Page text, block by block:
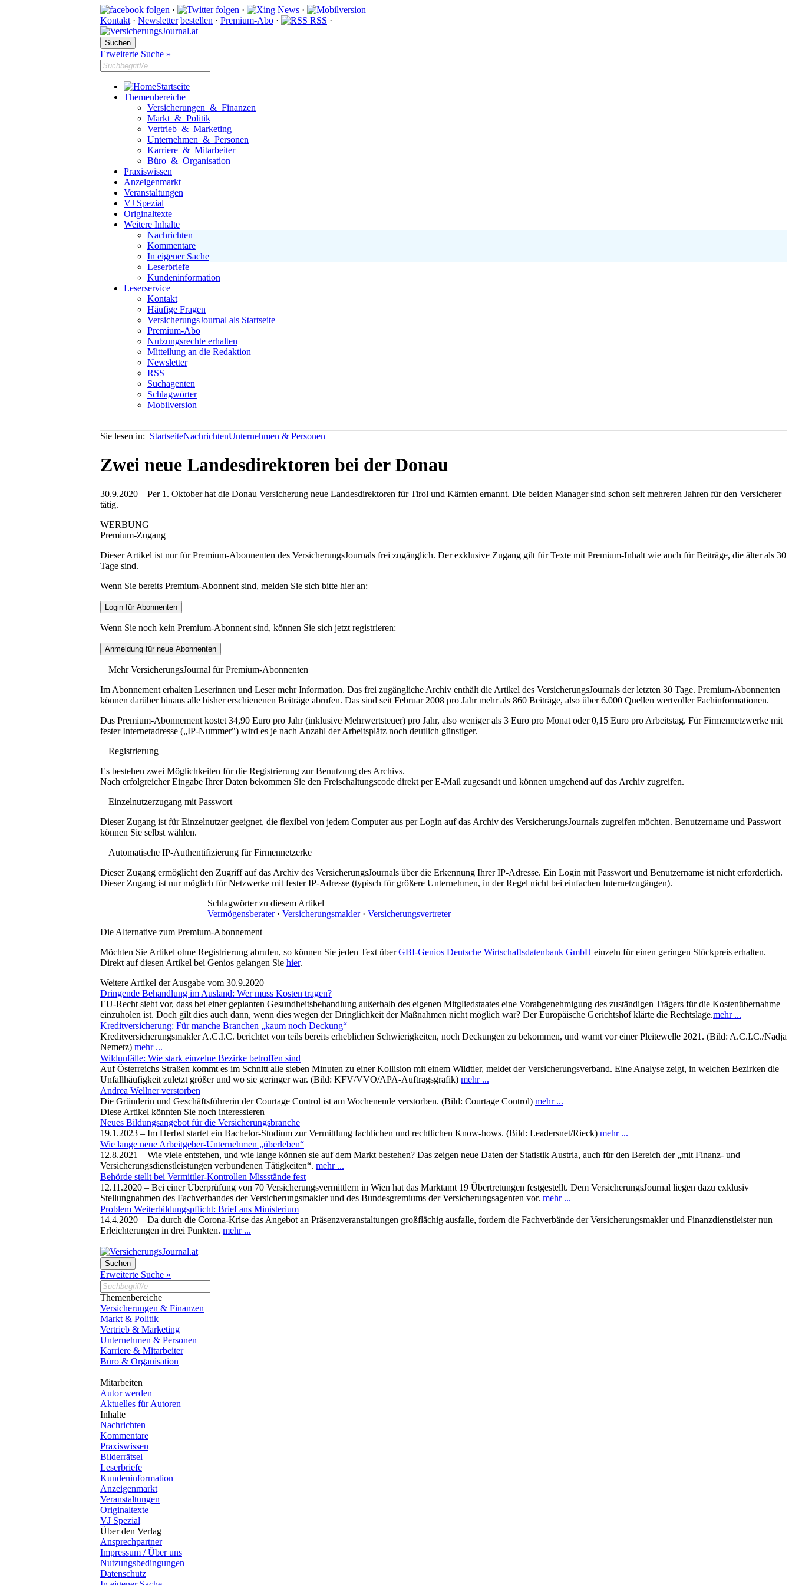
· ·
·
Kontakt · Newsletter bestellen · Premium-Abo · RSS ·
Erweiterte Suche »
Startseite
Themenbereiche
Versicherungen & Finanzen
Markt & Politik
Vertrieb & Marketing
Unternehmen & Personen
Karriere & Mitarbeiter
Büro & Organisation
Praxiswissen
Anzeigenmarkt
Veranstaltungen
VJ Spezial
Originaltexte
Weitere Inhalte
Nachrichten
Kommentare
In eigener Sache
Leserbriefe
Kundeninformation
Leserservice
Kontakt
Häufige Fragen
VersicherungsJournal als Startseite
Premium-Abo
Nutzungsrechte erhalten
Mitteilung an die Redaktion
Newsletter
RSS
Suchagenten
Schlagwörter
Mobilversion
Sie lesen in: StartseiteNachrichtenUnternehmen & Personen
Zwei neue Landesdirektoren bei der Donau
30.9.2020 – Per 1. Oktober hat die Donau Versicherung neue Landesdirektoren für Tirol und Kärnten ernannt. Die beiden Manager sind schon seit mehreren Jahren für den Versicherer
tätig.
WERBUNG
Premium-Zugang
Dieser Artikel ist nur für Premium-Abonnenten des VersicherungsJournals frei zugänglich. Der exklusive Zugang gilt für Texte mit Premium-Inhalt wie auch für Beiträge, die älter als 30
Tage sind.
Wenn Sie bereits Premium-Abonnent sind, melden Sie sich bitte hier an:
Wenn Sie noch kein Premium-Abonnent sind, können Sie sich jetzt registrieren:
Mehr VersicherungsJournal für Premium-Abonnenten
Im Abonnement erhalten Leserinnen und Leser mehr Information. Das frei zugängliche Archiv enthält die Artikel des VersicherungsJournals der letzten 30 Tage. Premium-Abonnenten
können darüber hinaus alle bisher erschienenen Beiträge abrufen. Das sind seit Februar 2008 pro Jahr mehr als 860 Beiträge, also über 6.000 Quellen wertvoller Fachinformationen.
Das Premium-Abonnement kostet 34,90 Euro pro Jahr (inklusive Mehrwertsteuer) pro Jahr, also weniger als 3 Euro pro Monat oder 0,15 Euro pro Arbeitstag. Für Firmennetzwerke mit
fester Internetadresse („IP-Nummer") wird es je nach Anzahl der Arbeitsplätz noch deutlich günstiger.
Registrierung
Es bestehen zwei Möglichkeiten für die Registrierung zur Benutzung des Archivs.
Nach erfolgreicher Eingabe Ihrer Daten bekommen Sie den Freischaltungscode direkt per E-Mail zugesandt und können umgehend auf das Archiv zugreifen.
Einzelnutzerzugang mit Passwort
Dieser Zugang ist für Einzelnutzer geeignet, die flexibel von jedem Computer aus per Login auf das Archiv des VersicherungsJournals zugreifen möchten. Benutzername und Passwort
können Sie selbst wählen.
Automatische IP-Authentifizierung für Firmennetzerke
Dieser Zugang ermöglicht den Zugriff auf das Archiv des VersicherungsJournals über die Erkennung Ihrer IP-Adresse. Ein Login mit Passwort und Benutzername ist nicht erforderlich.
Dieser Zugang ist nur möglich für Netzwerke mit fester IP-Adresse (typisch für größere Unternehmen, in der Regel nicht bei einfachen Internetzugängen).
Schlagwörter zu diesem Artikel
Vermögensberater· Versicherungsmakler· Versicherungsvertreter
Die Alternative zum Premium-Abonnement
Möchten Sie Artikel ohne Registrierung abrufen, so können Sie jeden Text überGBI-Genios Deutsche Wirtschaftsdatenbank GmbH einzeln für einen geringen Stückpreis erhalten.
Direkt auf diesen Artikel bei Genios gelangen Sie hier.
Weitere Artikel der Ausgabe vom 30.9.2020
Dringende Behandlung im Ausland: Wer muss Kosten tragen?
EU-Recht sieht vor, dass bei einer geplanten Gesundheitsbehandlung außerhalb des eigenen Mitgliedstaates eine Vorabgenehmigung des zuständigen Trägers für die Kostenübernahme
einzuholen ist. Doch gilt dies auch dann, wenn dies wegen der Dringlichkeit der Maßnahmen nicht möglich war? Der Europäische Gerichtshof klärte die Rechtslage.mehr ...
Kreditversicherung: Für manche Branchen „kaum noch Deckung“
Kreditversicherungsmakler A.C.I.C. berichtet von teils bereits erheblichen Schwierigkeiten, noch Deckungen zu bekommen, und warnt vor einer Pleitewelle 2021. (Bild: A.C.I.C./Nadja
Nemetz) mehr ...
Wildunfälle: Wie stark einzelne Bezirke betroffen sind
Auf Österreichs Straßen kommt es im Schnitt alle sieben Minuten zu einer Kollision mit einem Wildtier, meldet der Versicherungsverband. Eine Analyse zeigt, in welchen Bezirken die
Unfallhäufigkeit zuletzt größer und wo sie geringer war. (Bild: KFV/VVO/APA-Auftragsgrafik) mehr ...
Andrea Wellner verstorben
Die Gründerin und Geschäftsführerin der Courtage Control ist am Wochenende verstorben. (Bild: Courtage Control) mehr ...
Diese Artikel könnten Sie noch interessieren
Neues Bildungsangebot für die Versicherungsbranche
19.1.2023 – Im Herbst startet ein Bachelor-Studium zur Vermittlung fachlichen und rechtlichen Know-hows. (Bild: Leadersnet/Rieck) mehr ...
Wie lange neue Arbeitgeber-Unternehmen „überleben“
12.8.2021 – Wie viele entstehen, und wie lange können sie auf dem Markt bestehen? Das zeigen neue Daten der Statistik Austria, auch für den Bereich der „mit Finanz- und
Versicherungsdienstleistungen verbundenen Tätigkeiten“. mehr ...
Behörde stellt bei Vermittler-Kontrollen Missstände fest
12.11.2020 – Bei einer Überprüfung von 70 Versicherungsvermittlern in Wien hat das Marktamt 19 Übertretungen festgestellt. Dem VersicherungsJournal liegen dazu exklusiv
Stellungnahmen des Fachverbandes der Versicherungsmakler und des Bundesgremiums der Versicherungsagenten vor. mehr ...
Problem Weiterbildungspflicht: Brief ans Ministerium
14.4.2020 – Da durch die Corona-Krise das Angebot an Präsenzveranstaltungen großflächig ausfalle, fordern die Fachverbände der Versicherungsmakler und Finanzdienstleister nun
Erleichterungen in drei Punkten. mehr ...
Erweiterte Suche »
Themenbereiche
Versicherungen & Finanzen
Markt & Politik
Vertrieb & Marketing
Unternehmen & Personen
Karriere & Mitarbeiter
Büro & Organisation
Mitarbeiten
Autor werden
Aktuelles für Autoren
Inhalte
Nachrichten
Kommentare
Praxiswissen
Bilderrätsel
Leserbriefe
Kundeninformation
Anzeigenmarkt
Veranstaltungen
Originaltexte
VJ Spezial
Über den Verlag
Ansprechpartner
Impressum / Über uns
Nutzungsbedingungen
Datenschutz